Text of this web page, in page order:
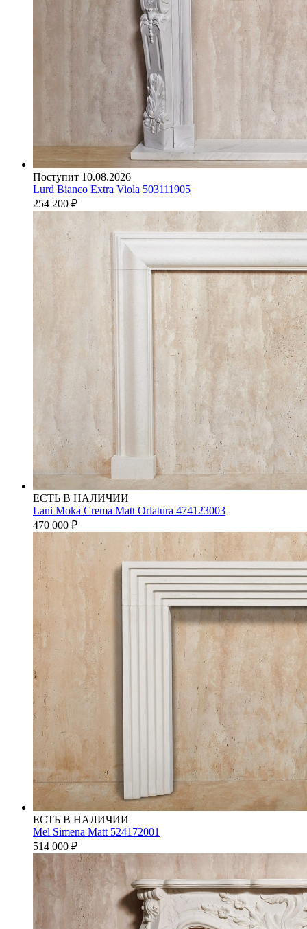
Поступит 10.08.2026
Lurd Bianco Extra Viola 503111905
254 200 ₽
ЕСТЬ В НАЛИЧИИ
Lani Moka Crema Matt Orlatura 474123003
470 000 ₽
ЕСТЬ В НАЛИЧИИ
Mel Simena Matt 524172001
514 000 ₽